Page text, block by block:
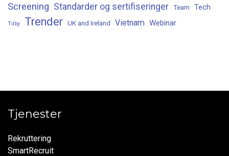
Screening Standarder og sertifiseringer Team Tech
Tilby Trender UK and Ireland Vietnam Webinar
Tjenester
Rekruttering
SmartRecruit